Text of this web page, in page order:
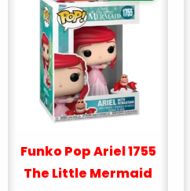
Funko Pop Ariel 1755
The Little Mermaid